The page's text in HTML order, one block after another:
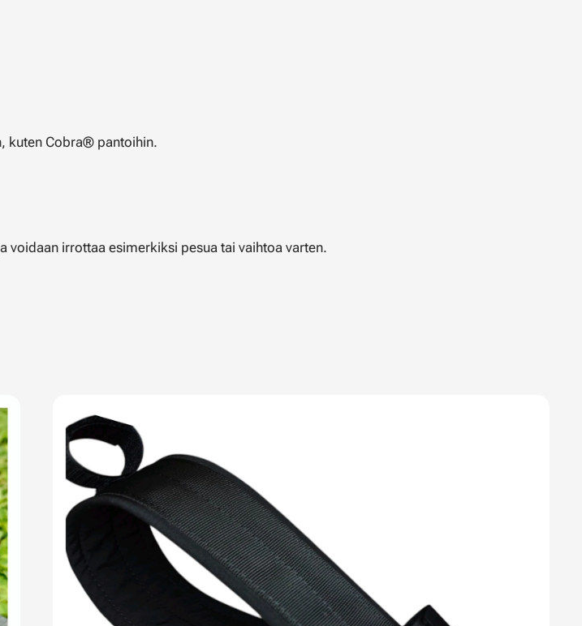
kuten Cobra® pantoihin.
voidaan irrottaa esimerkiksi pesua tai vaihtoa varten.